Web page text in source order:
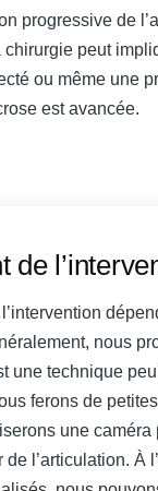
progressive de
chirurgie peut
ou même une
est avancée.
de
nous
une technique
ferons de
une caméra
l’articulation. À